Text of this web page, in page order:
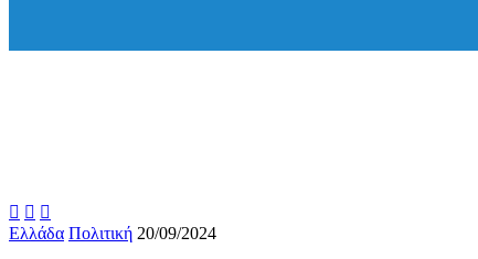
  
Ελλάδα Πολιτική 20/09/2024